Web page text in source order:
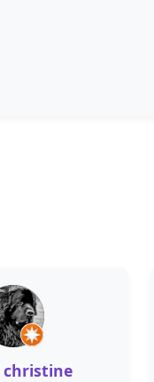
christine